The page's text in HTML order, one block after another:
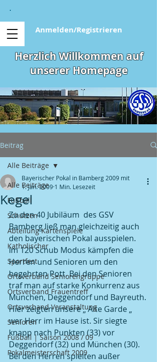
Anmelden/Registrieren
Herzlich Willkommen auf
unserer Homepage
Beitrag
Alle Beiträge
Fußball
Schützen
Abteilung Kartenspiele
Katholischer
Sportfest
Ortsverband Seniorengruppe
Ortsverband Frauentreff
Ortsverband Veranstaltung
Senioren
Fußball | Saison 2008 / 09
Pokalmeisterschaft 2009
Alle Beiträge
Kegel
Bayerischer Pokal in Bamberg 2009 mit
1. Jan. 2009 1 Min. Lesezeit
Zu den 40 Jubiläum  des GSV
Bamberg ließ man gleichzeitig auch
den bayerischen Pokal ausspielen.
Im 120 Schub Modus kämpfen die
Herren und Senioren um den
begehrten Pott. Bei den Senioren
traf man auf starke Konkurrenz aus
München, Deggendorf und Bayreuth.
Hier zeigten unsere „ Alte Garde „
wer Herr im Hause ist. Sir siegte
knapp nach Punkten (33) vor
Deggendorf (32) und München (30).
Bei den Herren spielten außer